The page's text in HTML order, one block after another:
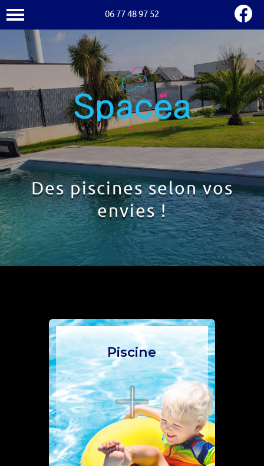
06 77 48 97 52
Des piscines selon vos
envies !
Piscine